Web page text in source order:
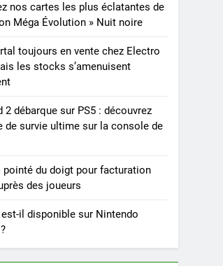
nos cartes les plus éclatantes de
Méga Évolution » Nuit noire
toujours en vente chez Electro
les stocks s’amenuisent
2 débarque sur PS5 : découvrez
de survie ultime sur la console de
pointé du doigt pour facturation
des joueurs
il disponible sur Nintendo